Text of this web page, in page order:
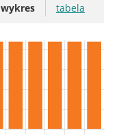
wykres tabela